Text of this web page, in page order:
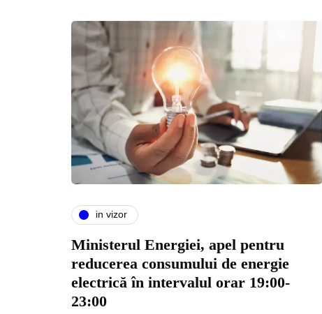
in vizor
Ministerul Energiei, apel pentru
reducerea consumului de energie
electrică în intervalul orar 19:00-
23:00